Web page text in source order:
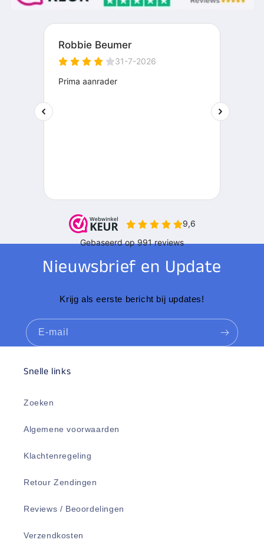
Nieuwsbrief en Update
Krijg als eerste bericht bij updates!
E‑mail
Snelle links
Zoeken
Algemene voorwaarden
Klachtenregeling
Retour Zendingen
Reviews / Beoordelingen
Verzendkosten